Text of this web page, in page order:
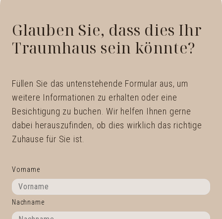
Glauben Sie, dass dies Ihr
Traumhaus sein könnte?
Füllen Sie das untenstehende Formular aus, um
weitere Informationen zu erhalten oder eine
Besichtigung zu buchen. Wir helfen Ihnen gerne
dabei herauszufinden, ob dies wirklich das richtige
Zuhause für Sie ist.
Vorname
Nachname